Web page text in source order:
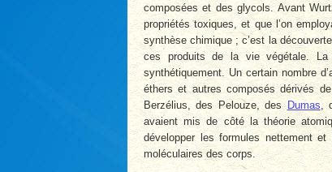
composées et des glycols. Avant
propriétés toxiques, et que l’on
synthèse chimique ; c’est la
ces produits de la vie végétale. La
synthétiquement. Un certain nombre
éthers et autres composés dérivés
Berzélius, des Pelouze, desDumas ,
avaient mis de côté la théorie
développer les formules nettement
moléculaires des corps.